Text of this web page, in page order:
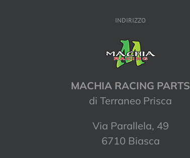
INDIRIZZO
MACHIA RACING PARTS
di Terraneo Prisca
Via Parallela, 49
6710 Biasca